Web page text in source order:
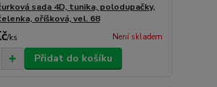
sada 4D, tunika, polodupačky,
oříšková, vel. 68
/ks Není skladem
Přidat do košíku